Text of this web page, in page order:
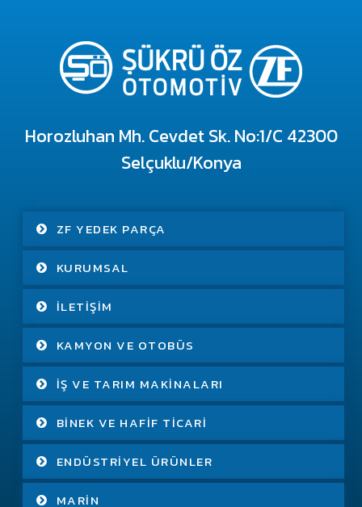
Horozluhan Mh. Cevdet Sk. No:1/C 42300
Selçuklu/Konya
ZF YEDEK PARÇA
KURUMSAL
İLETIŞIM
KAMYON VE OTOBÜS
İŞ VE TARIM MAKINALARI
BINEK VE HAFIF TICARI
ENDÜSTRIYEL ÜRÜNLER
MARIN